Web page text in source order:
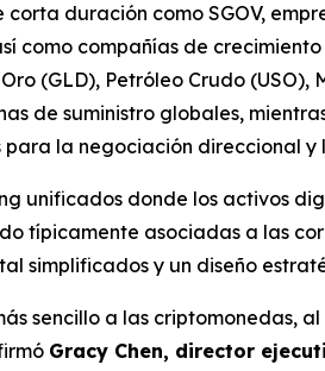
duración como SGOV,
como compañías de
(GLD), Petróleo Crudo
de suministro globales,
para la negociación direccional
unificados donde los activos
típicamente asociadas a las
simplificados y un diseño
sencillo a las criptomonedas,
Gracy Chen, director